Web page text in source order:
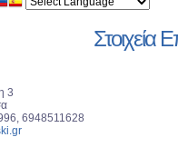
Στοιχεία
3
6948511628